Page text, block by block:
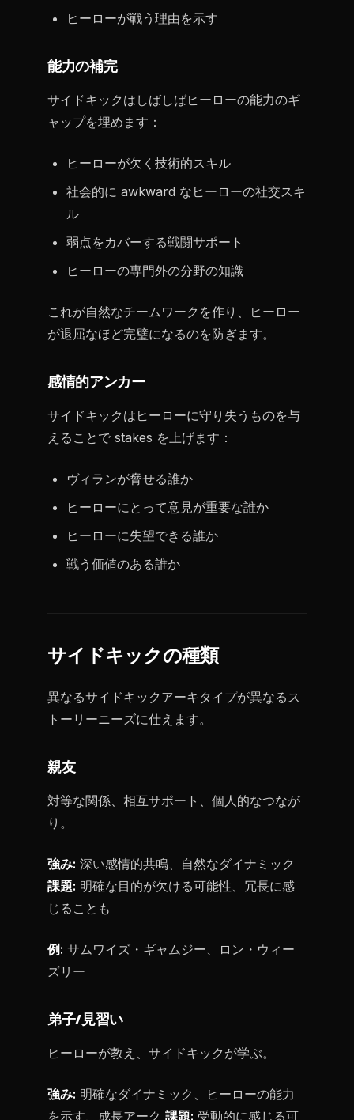
ヒーローが戦う理由を示す
能力の補完
サイドキックはしばしばヒーローの能力のギ
ャップを埋めます：
ヒーローが欠く技術的スキル
社会的に awkward なヒーローの社交スキ
ル
弱点をカバーする戦闘サポート
ヒーローの専門外の分野の知識
これが自然なチームワークを作り、ヒーロー
が退屈なほど完璧になるのを防ぎます。
感情的アンカー
サイドキックはヒーローに守り失うものを与
えることで stakes を上げます：
ヴィランが脅せる誰か
ヒーローにとって意見が重要な誰か
ヒーローに失望できる誰か
戦う価値のある誰か
サイドキックの種類
異なるサイドキックアーキタイプが異なるス
トーリーニーズに仕えます。
親友
対等な関係、相互サポート、個人的なつなが
り。
強み: 深い感情的共鳴、自然なダイナミック
課題: 明確な目的が欠ける可能性、冗長に感
じることも
例: サムワイズ・ギャムジー、ロン・ウィー
ズリー
弟子/見習い
ヒーローが教え、サイドキックが学ぶ。
強み: 明確なダイナミック、ヒーローの能力
を示す、成長アーク 課題: 受動的に感じる可